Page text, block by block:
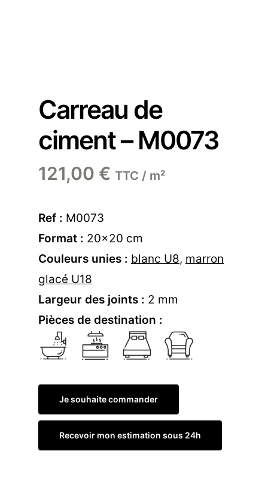
Carreau de
ciment – M0073
121,00 € TTC / m²
Ref : M0073
Format : 20×20 cm
Couleurs unies : blanc U8, marron
glacé U18
Largeur des joints : 2 mm
Pièces de destination :
Je souhaite commander
Recevoir mon estimation sous 24h